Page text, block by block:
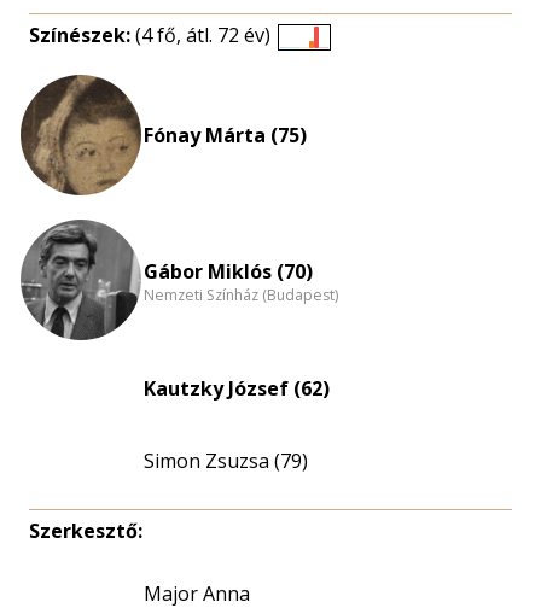
Színészek:(4 fő, átl. 72 év)
Fónay Márta (75)
Gábor Miklós (70)
Nemzeti Színház (Budapest)
Kautzky József (62)
Simon Zsuzsa (79)
Szerkesztő:
Major Anna